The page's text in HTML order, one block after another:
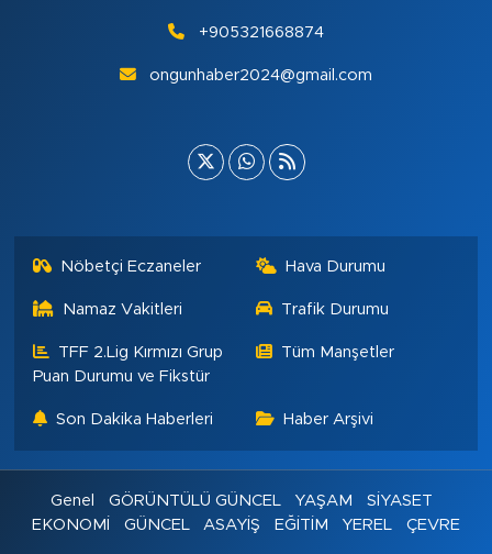
+905321668874
ongunhaber2024@gmail.com
Nöbetçi Eczaneler Hava Durumu
Namaz Vakitleri Trafik Durumu
TFF 2.Lig Kırmızı Grup
Puan Durumu ve Fikstür
Tüm Manşetler
Son Dakika Haberleri Haber Arşivi
Genel GÖRÜNTÜLÜ GÜNCEL YAŞAM
SİYASET
EKONOMİ
GÜNCEL ASAYİŞ EĞİTİM YEREL ÇEVRE